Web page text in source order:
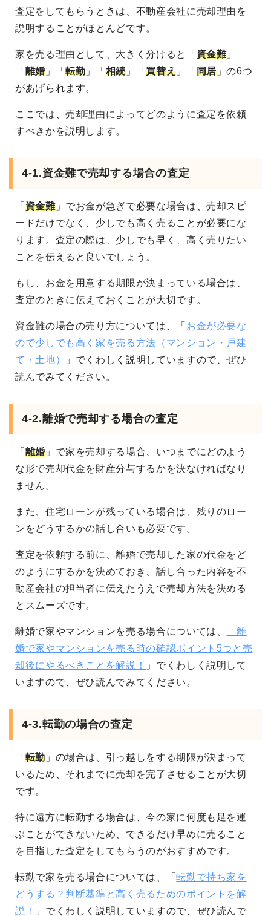
査定をしてもらうときは、不動産会社に売却理由を
説明することがほとんどです。
家を売る理由として、大きく分けると「 資金難」
「 離婚」「転勤 」「 相続 」「買替え 」「 同居」の6つ
があげられます。
ここでは、売却理由によってどのように査定を依頼
すべきかを説明します。
4-1.資金難で売却する場合の査定
「 資金難」でお金が急ぎで必要な場合は、売却スピ
ードだけでなく、少しでも高く売ることが必要にな
ります。査定の際は、少しでも早く、高く売りたい
ことを伝えると良いでしょう。
もし、お金を用意する期限が決まっている場合は、
査定のときに伝えておくことが大切です。
資金難の場合の売り方については、「 お金が必要な
ので少しでも高く家を売る方法（マンション・戸建
て・土地）
」でくわしく説明していますので、ぜひ
読んでみてください。
4-2.離婚で売却する場合の査定
「 離婚」で家を売却する場合、いつまでにどのよう
な形で売却代金を財産分与するかを決なければなり
ません。
また、住宅ローンが残っている場合は、残りのロー
ンをどうするかの話し合いも必要です。
査定を依頼する前に、離婚で売却した家の代金をど
のようにするかを決めておき、話し合った内容を不
動産会社の担当者に伝えたうえで売却方法を決める
とスムーズです。
離婚で家やマンションを売る場合については、
「離
婚で家やマンションを売る時の確認ポイント5つと売
却後にやるべきことを解説！
」でくわしく説明して
いますので、ぜひ読んでみてください。
4-3.転勤の場合の査定
「 転勤」の場合は、引っ越しをする期限が決まって
いるため、それまでに売却を完了させることが大切
です。
特に遠方に転勤する場合は、今の家に何度も足を運
ぶことができないため、できるだけ早めに売ること
を目指した査定をしてもらうのがおすすめです。
転勤で家を売る場合については、「転勤で持ち家を
どうする？判断基準と高く売るためのポイントを解
説！
」でくわしく説明していますので、ぜひ読んで